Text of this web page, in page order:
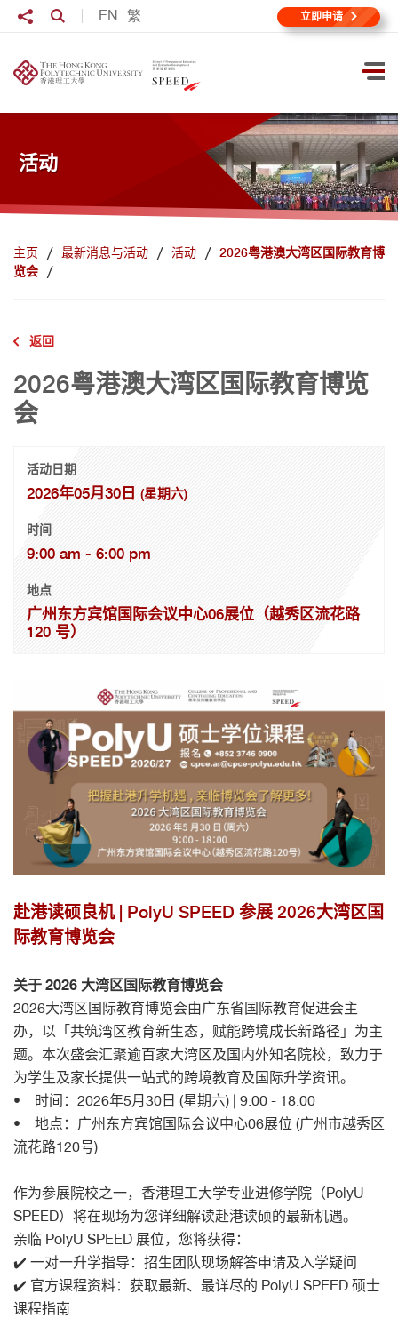
跳到主要内容
打
EN 繁
分享至打开搜寻输入格 立即申请
活动
主页 最新消息与活动 活动
2026粤港澳大湾区国际教育博
览会
返回
2026粤港澳大湾区国际教育博览
会
活动日期
2026年05月30日 (星期六)
时间
9:00 am - 6:00 pm
地点
广州东方宾馆国际会议中心06展位（越秀区流花路
120 号）
赴港读硕良机 | PolyU SPEED 参展 2026大湾区国
际教育博览会
关于 2026 大湾区国际教育博览会
2026大湾区国际教育博览会由广东省国际教育促进会主
办，以「共筑湾区教育新生态，赋能跨境成长新路径」为主
题。本次盛会汇聚逾百家大湾区及国内外知名院校，致力于
为学生及家长提供一站式的跨境教育及国际升学资讯。
• 时间：2026年5月30日 (星期六) | 9:00 - 18:00
• 地点：广州东方宾馆国际会议中心06展位 (广州市越秀区
流花路120号)
作为参展院校之一，香港理工大学专业进修学院（PolyU
SPEED）将在现场为您详细解读赴港读硕的最新机遇。
亲临 PolyU SPEED 展位，您将获得：
✔️ 一对一升学指导：招生团队现场解答申请及入学疑问
✔️ 官方课程资料：获取最新、最详尽的 PolyU SPEED 硕士
课程指南